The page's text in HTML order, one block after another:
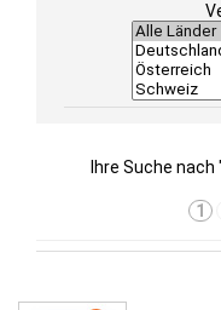
Ihre Suche nach
1